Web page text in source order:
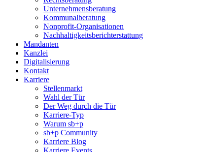
Unternehmensberatung
Kommunalberatung
Nonprofit-Organisationen
Nachhaltigkeits­berichterstattung
Mandanten
Kanzlei
Digitalisierung
Kontakt
Karriere
Stellenmarkt
Wahl der Tür
Der Weg durch die Tür
Karriere-Typ
Warum sb+p
sb+p Community
Karriere Blog
Karriere Events